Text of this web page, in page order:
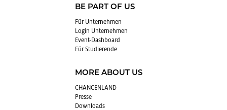
BE PART OF US
Für Un­ter­neh­men
Login Un­ter­neh­men
Event-Da­sh­board
Für Stu­die­ren­de
MORE ABOUT US
CHAN­CEN­LAND
Pres­se
Down­loads